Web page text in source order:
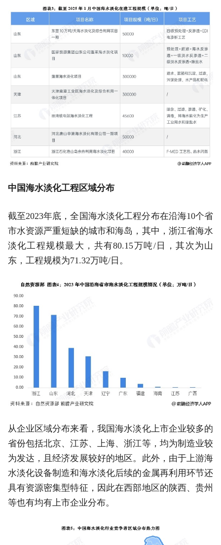
中国海水淡化工程区域分布
截至2023年底，全国海水淡化工程分布在沿海10个省
市水资源严重短缺的城市和海岛，其中，浙江省海水
淡化工程规模最大，共有80.15万吨/日，其次为山
东，工程规模为71.32万吨/日。
从企业区域分布来看，我国海水淡化上市企业较多的
省份包括北京、江苏、上海、浙江等，均为制造业较
为发达，且经济发展较好的地区。此外，由于上游海
水淡化设备制造和海水淡化后续的金属再利用环节还
具有资源密集型特征，因此在西部地区的陕西、贵州
等也有均有上市企业分布。